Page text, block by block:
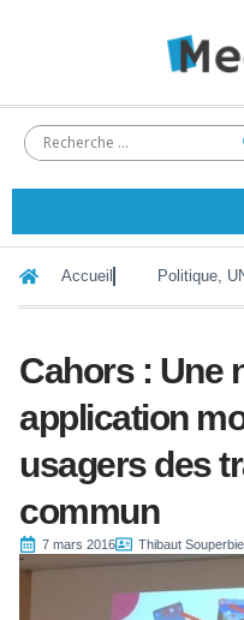
Accueil Politique,
Cahors : Une
application
usagers des
commun
7 mars 2016 Thibaut Souperbie